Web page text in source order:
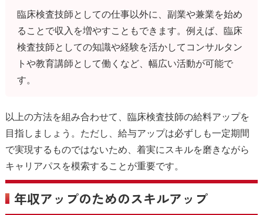
臨床検査技師としての仕事以外に、副業や兼業を始め
ることで収入を増やすこともできます。例えば、臨床
検査技師としての知識や経験を活かしてコンサルタン
トや教育講師として働くなど、幅広い活動が可能で
す。
以上の方法を組み合わせて、臨床検査技師の給料アップを
目指しましょう。ただし、給与アップは必ずしも一定期間
で実現するものではないため、着実にスキルを磨きながら
キャリアパスを模索することが重要です。
年収アップのためのスキルアップ